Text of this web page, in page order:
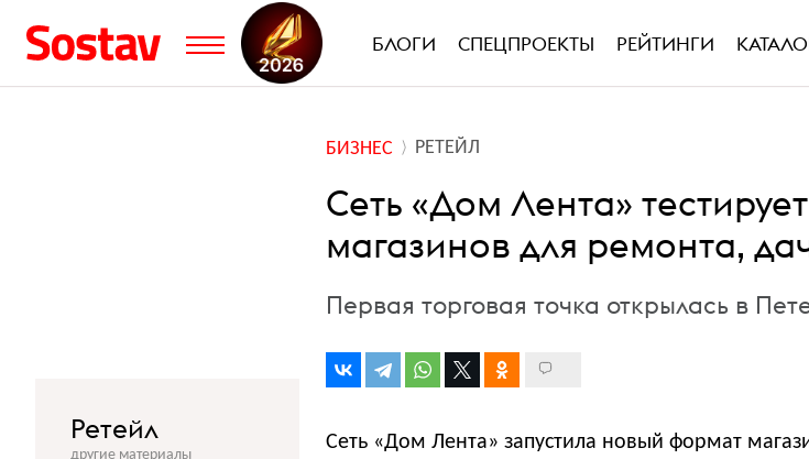
БЛОГИ СПЕЦПРОЕКТЫ РЕЙТИНГИ
БИЗНЕС РЕТЕЙЛ
Сеть «Дом Лента»
магазинов для ремонта,
Первая торговая точка открылась в
Сеть «Дом Лента» запустила новый формат
Ретейл
другие материалы